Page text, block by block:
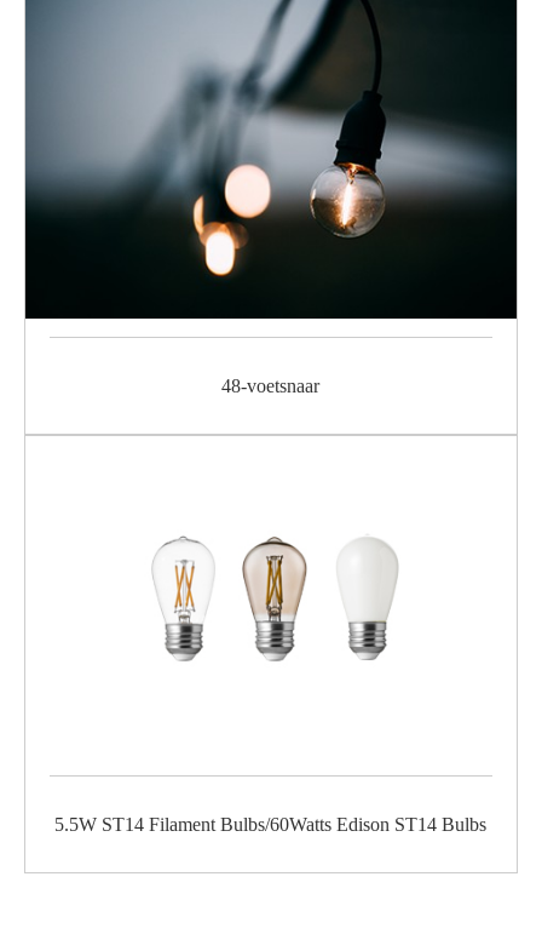
48-voetsnaar
5.5W ST14 Filament Bulbs/60Watts Edison ST14 Bulbs